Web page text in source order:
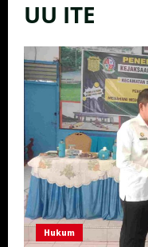
UU ITE
Hukum